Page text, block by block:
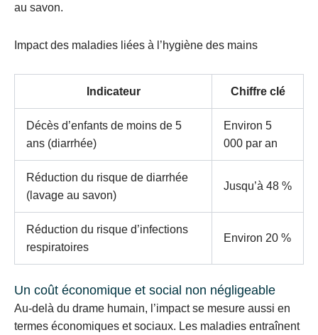
au savon.
Impact des maladies liées à l’hygiène des mains
Indicateur Chiffre clé
Décès d’enfants de moins de 5
ans (diarrhée)
Environ 5
000 par an
Réduction du risque de diarrhée
(lavage au savon)
Jusqu’à 48 %
Réduction du risque d’infections
respiratoires
Environ 20 %
Un coût économique et social non négligeable
Au-delà du drame humain, l’impact se mesure aussi en
termes économiques et sociaux. Les maladies entraînent